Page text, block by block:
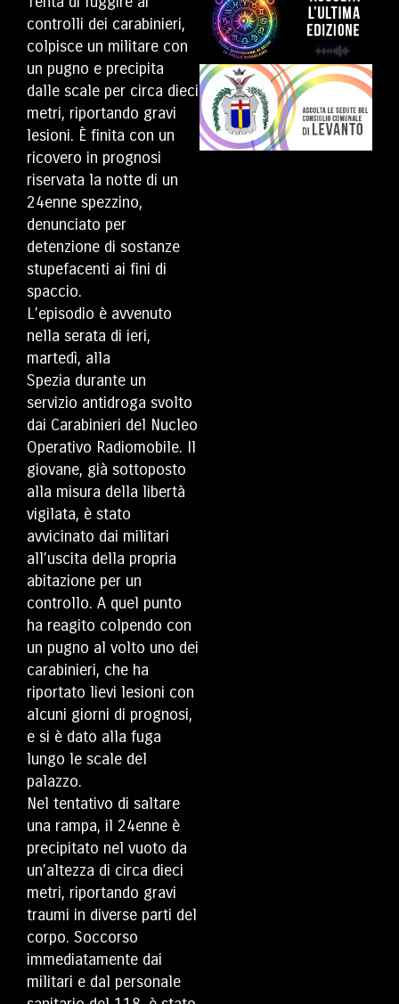
controlli dei carabinieri,
colpisce un militare con
un pugno e precipita
dalle scale per circa dieci
metri, riportando gravi
lesioni. È finita con un
ricovero in prognosi
riservata la notte di un
24enne spezzino,
denunciato per
detenzione di sostanze
stupefacenti ai fini di
spaccio.
L’episodio è avvenuto
nella serata di ieri,
martedì, alla
Spezia durante un
servizio antidroga svolto
dai Carabinieri del Nucleo
Operativo Radiomobile. Il
giovane, già sottoposto
alla misura della libertà
vigilata, è stato
avvicinato dai militari
all’uscita della propria
abitazione per un
controllo. A quel punto
ha reagito colpendo con
un pugno al volto uno dei
carabinieri, che ha
riportato lievi lesioni con
alcuni giorni di prognosi,
e si è dato alla fuga
lungo le scale del
palazzo.
Nel tentativo di saltare
una rampa, il 24enne è
precipitato nel vuoto da
un’altezza di circa dieci
metri, riportando gravi
traumi in diverse parti del
corpo. Soccorso
immediatamente dai
militari e dal personale